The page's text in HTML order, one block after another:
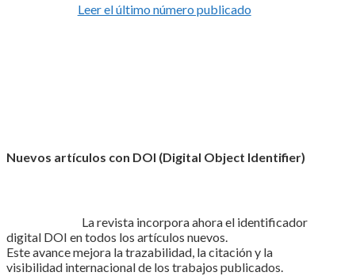
Leer el último número publicado
Nuevos artículos con DOI (Digital Object Identifier)
La revista incorpora ahora el identificador
digital DOI en todos los artículos nuevos.
Este avance mejora la trazabilidad, la citación y la
visibilidad internacional de los trabajos publicados.